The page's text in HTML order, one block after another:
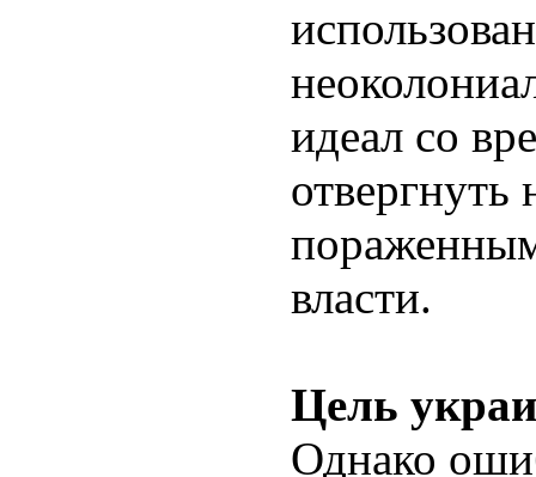
идеал со
отвергнуть
власти.
Цель
Однако